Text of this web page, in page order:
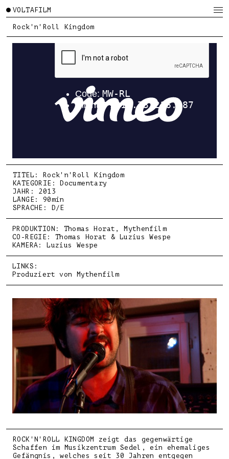
VOLTAFILM
Rock'n'Roll Kingdom
TITEL: Rock'n'Roll Kingdom
KATEGORIE: Documentary
JAHR: 2013
LÄNGE: 90min
SPRACHE: D/E
PRODUKTION: Thomas Horat, Mythenfilm
CO-REGIE: Thomas Horat & Luzius Wespe
KAMERA: Luzius Wespe
LINKS:
Produziert von Mythenfilm
ROCK'N'ROLL KINGDOM zeigt das gegenwärtige
Schaffen im Musikzentrum Sedel, ein ehemaliges
Gefängnis, welches seit 30 Jahren entgegen